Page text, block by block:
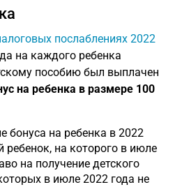
послаблениях 2022
на каждого ребенка
пособию был выплачен
на ребенка в размере 100
бонуса на ребенка в 2022
ребенок, на которого в июле
на получение детского
в июле 2022 года не